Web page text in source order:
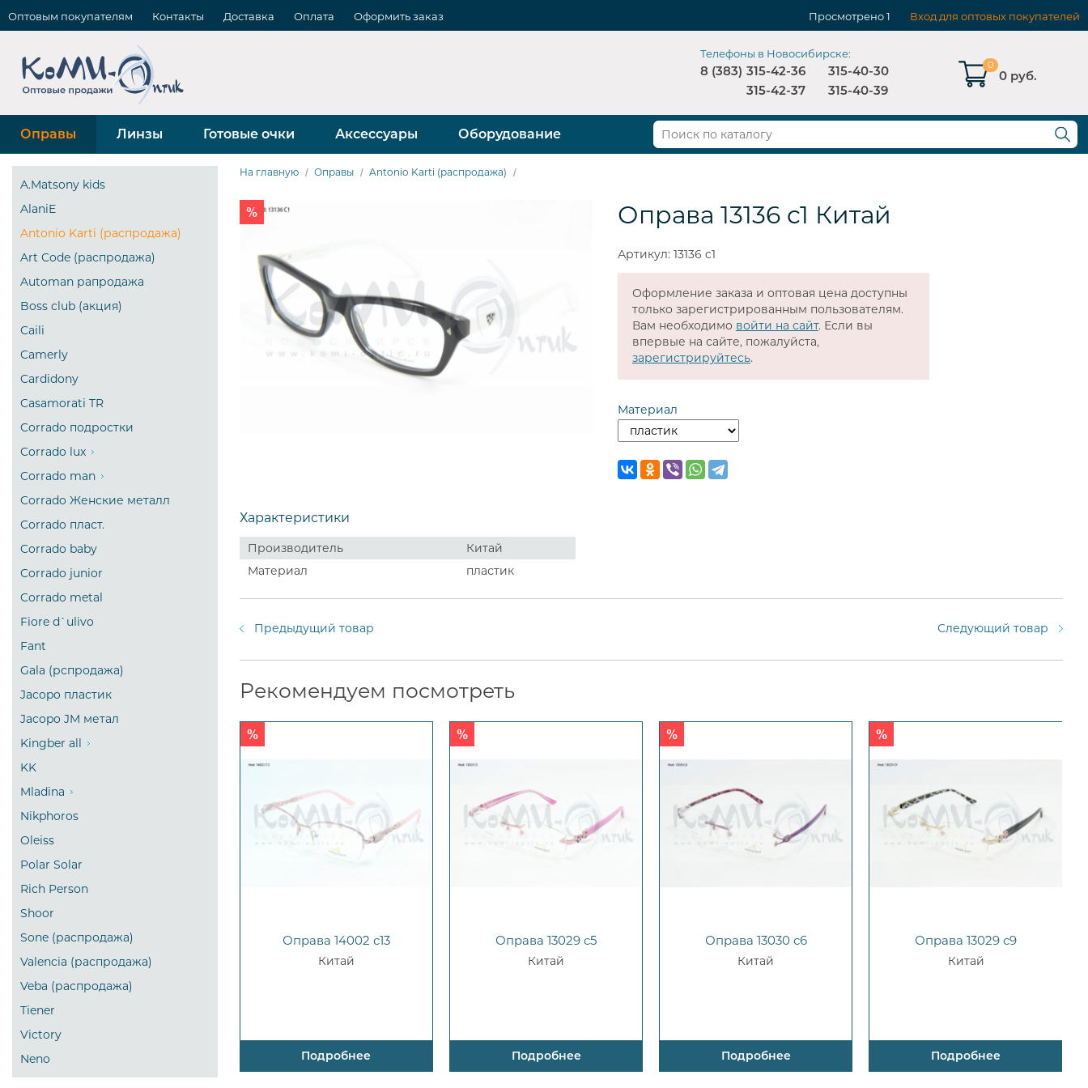
Оптовым покупателям Контакты Доставка Оплата Оформить заказ Просмотрено1 Вход для оптовых покупателей
0
0 руб.
Телефоны в Новосибирске:
8 (383) 315-42-36
315-40-30
315-42-37
315-40-39
Оправы Линзы Готовые очки Аксессуары Оборудование
A.Matsony kids
AlaniE
Antonio Karti (распродажа)
Art Code (распродажа)
Automan рапродажа
Boss club (акция)
Caili
Camerly
Cardidony
Casamorati TR
Corrado подростки
Corrado lux
Corrado man
Corrado Женские металл
Corrado пласт.
Corrado baby
Corrado junior
Corrado metal
Fiore d`ulivo
Fant
Gala (рспродажа)
Jacopo пластик
Jacopo JM метал
Kingber all
KK
Mladina
Nikphoros
Oleiss
Polar Solar
Rich Person
Shoor
Sone (распродажа)
Valencia (распродажа)
Veba (распродажа)
Tiener
Victory
Neno
На главную Оправы Antonio Karti (распродажа)
Оправа 13136 c1 Китай
Артикул: 13136 c1
Оформление заказа и оптовая цена доступны
только зарегистрированным пользователям.
Вам необходимо войти на сайт. Если вы
впервые на сайте, пожалуйста,
зарегистрируйтесь.
Материал
Характеристики
Производитель
Китай
Материал
пластик
Предыдущий товар Следующий товар
Рекомендуем посмотреть
Оправа 14002 c13
Китай
Подробнее
Оправа 13029 c5
Китай
Подробнее
Оправа 13030 с6
Китай
Подробнее
Оправа 13029 с9
Китай
Подробнее